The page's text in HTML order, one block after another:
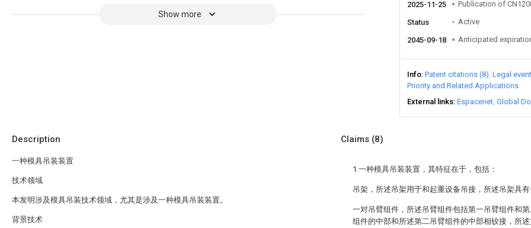
Show more
2025-11-25 Publication of
Status Active
2045-09-18 Anticipated
Info Patent citations (8) Legal
Priority and Related Applications
External links Espacenet Global
Description
一种模具吊装装置
技术领域
本发明涉及模具吊装技术领域，尤其是涉及一种模具吊装装置。
背景技术
Claims (8)
1.一种模具吊装装置，其特征在于，包括：
吊架，所述吊架用于和起重设备吊接，所述吊架具有
一对吊臂组件，所述吊臂组件包括第一吊臂组件和
组件的中部和所述第二吊臂组件的中部相铰接，所